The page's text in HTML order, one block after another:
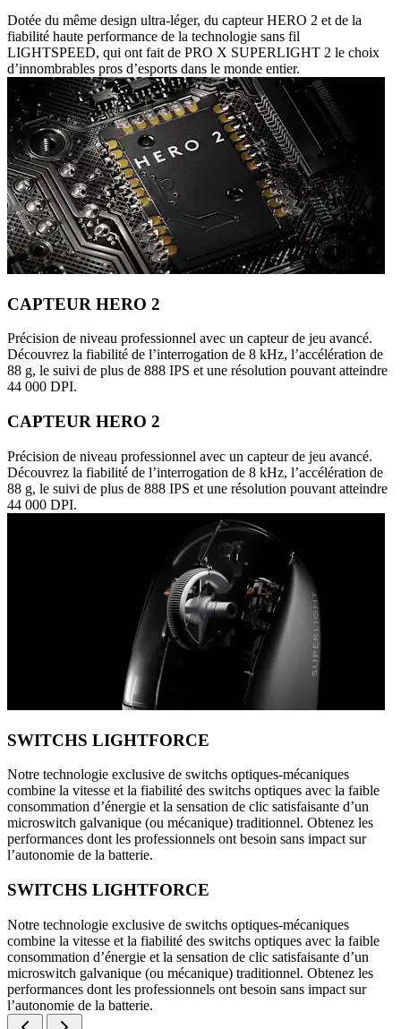
Dotée du même design ultra-léger, du capteur HERO 2 et de la
fiabilité haute performance de la technologie sans fil
LIGHTSPEED, qui ont fait de PRO X SUPERLIGHT 2 le choix
d’innombrables pros d’esports dans le monde entier.
CAPTEUR HERO 2
Précision de niveau professionnel avec un capteur de jeu avancé.
Découvrez la fiabilité de l’interrogation de 8 kHz, l’accélération de
88 g, le suivi de plus de 888 IPS et une résolution pouvant atteindre
44 000 DPI.
CAPTEUR HERO 2
Précision de niveau professionnel avec un capteur de jeu avancé.
Découvrez la fiabilité de l’interrogation de 8 kHz, l’accélération de
88 g, le suivi de plus de 888 IPS et une résolution pouvant atteindre
44 000 DPI.
SWITCHS LIGHTFORCE
Notre technologie exclusive de switchs optiques-mécaniques
combine la vitesse et la fiabilité des switchs optiques avec la faible
consommation d’énergie et la sensation de clic satisfaisante d’un
microswitch galvanique (ou mécanique) traditionnel. Obtenez les
performances dont les professionnels ont besoin sans impact sur
l’autonomie de la batterie.
SWITCHS LIGHTFORCE
Notre technologie exclusive de switchs optiques-mécaniques
combine la vitesse et la fiabilité des switchs optiques avec la faible
consommation d’énergie et la sensation de clic satisfaisante d’un
microswitch galvanique (ou mécanique) traditionnel. Obtenez les
performances dont les professionnels ont besoin sans impact sur
l’autonomie de la batterie.